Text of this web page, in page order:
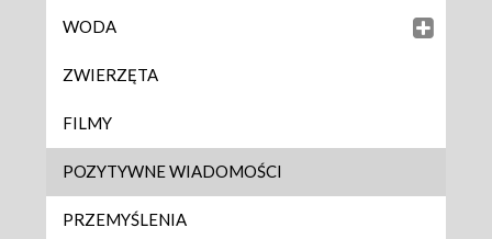
WODA
ZWIERZĘTA
FILMY
POZYTYWNE WIADOMOŚCI
PRZEMYŚLENIA